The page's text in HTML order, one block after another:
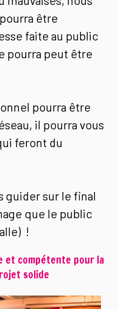
être
faite au public
pourra peut être
pourra être
il pourra vous
feront du
guider sur le final
que le public
!
et compétente pour la
solide